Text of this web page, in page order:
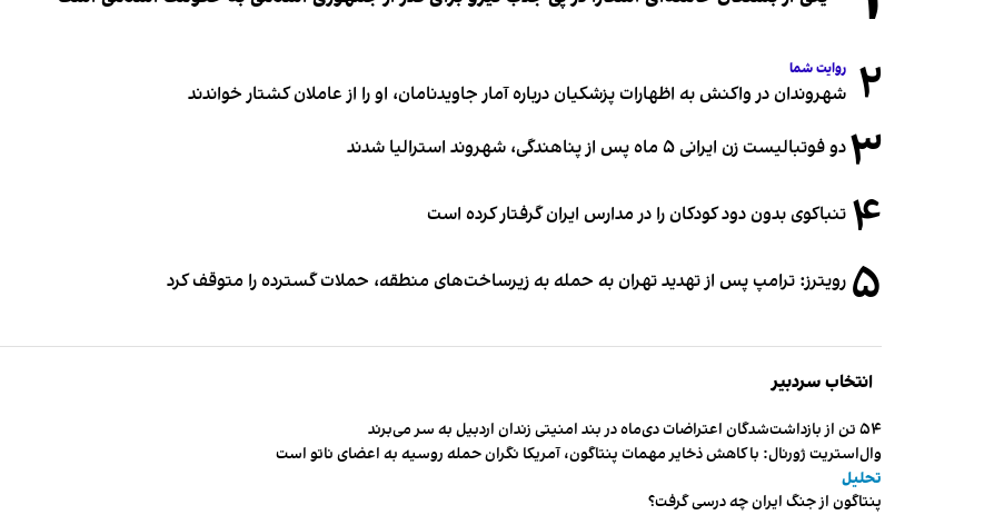
۲ روایت شما
شهروندان در واکنش به اظهارات پزشکیان درباره آمار جاویدنامان، او را از عاملان کشتار خواندند
۳دو فوتبالیست زن ایرانی ۵ ماه پس از پناهندگی، شهروند استرالیا شدند
۴ تنباکوی بدون دود کودکان را در مدارس ایران گرفتار کرده است
۵ رویترز: ترامپ پس از تهدید تهران به حمله به زیرساخت‌های منطقه، حملات گسترده را متوقف کرد
انتخاب سردبیر
۵۴ تن از بازداشت‌شدگان اعتراضات دی‌ماه در بند امنیتی زندان اردبیل به سر می‌برند
وال‌استریت ژورنال: با کاهش ذخایر مهمات پنتاگون، آمریکا نگران حمله روسیه به اعضای ناتو‌ است
تحلیل
پنتاگون از جنگ ایران چه درسی گرفت؟